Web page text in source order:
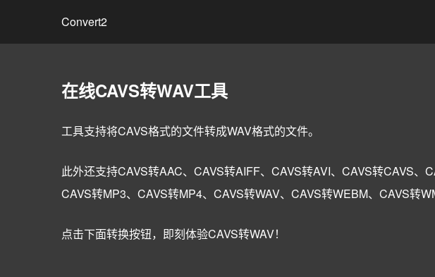
Convert2
在线CAVS转WAV工具
工具支持将CAVS格式的文件转成WAV格式的文件。
此外还支持CAVS转AAC、CAVS转AIFF、CAVS转AVI、CAVS转CAVS、
CAVS转MP3、CAVS转MP4、CAVS转WAV、CAVS转WEBM、CAVS转
点击下面转换按钮，即刻体验CAVS转WAV！